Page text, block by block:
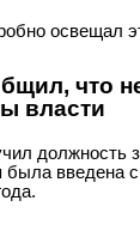
освещал
что
власти
должность
введена